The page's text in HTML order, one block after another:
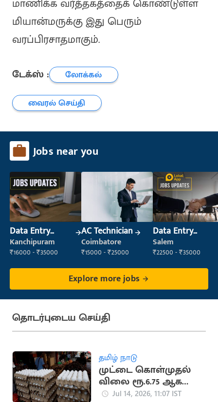
மாணிக்க வர்த்தகத்தைக் கொண்டுள்ள
மியான்மருக்கு இது பெரும்
வரப்பிரசாதமாகும்.
டேக்ஸ் :
லோக்கல்
வைரல் செய்தி
Jobs near you
Data Entry
Operator
Kanchipuram
₹16000 - ₹35000
AC Technician
Coimbatore
₹15000 - ₹25000
Data Entry
Operator
Salem
₹22500 - ₹35000
Explore more jobs
தொடர்புடைய செய்தி
தமிழ் நாடு
முட்டை கொள்முதல்
விலை ரூ.6.75 ஆக
உயர்வு
Jul 14, 2026, 11:07 IST